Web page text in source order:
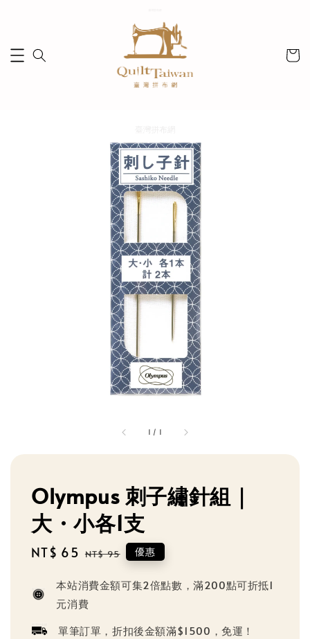
1 / 1
Olympus 刺子繡針組｜
大・小各1支
Sale
NT$ 65 Regular
NT$ 95 優惠
本站消費金額可集2倍點數，滿200點可折抵1
元消費
單筆訂單，折扣後金額滿$1500，免運！